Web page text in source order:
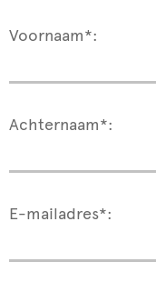
Voornaam*:
Achternaam*:
E-mailadres*: